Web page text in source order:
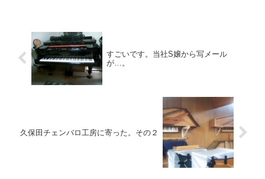
すごいです。当社S嬢から写メール
が…。
久保田チェンバロ工房に寄った。その２